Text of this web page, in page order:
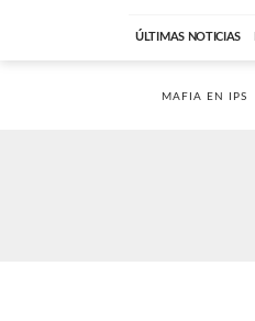
ÚLTIMAS NOTICIAS
MAFIA EN IPS